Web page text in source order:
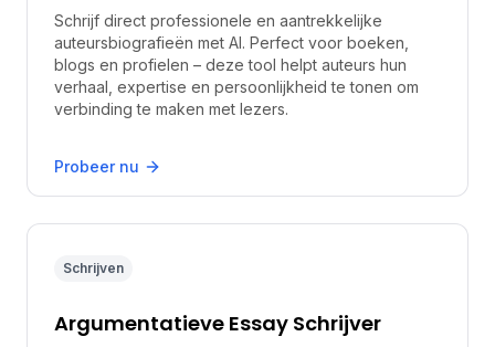
Schrijf direct professionele en aantrekkelijke
auteursbiografieën met AI. Perfect voor boeken,
blogs en profielen – deze tool helpt auteurs hun
verhaal, expertise en persoonlijkheid te tonen om
verbinding te maken met lezers.
Probeer nu
Schrijven
Argumentatieve Essay Schrijver